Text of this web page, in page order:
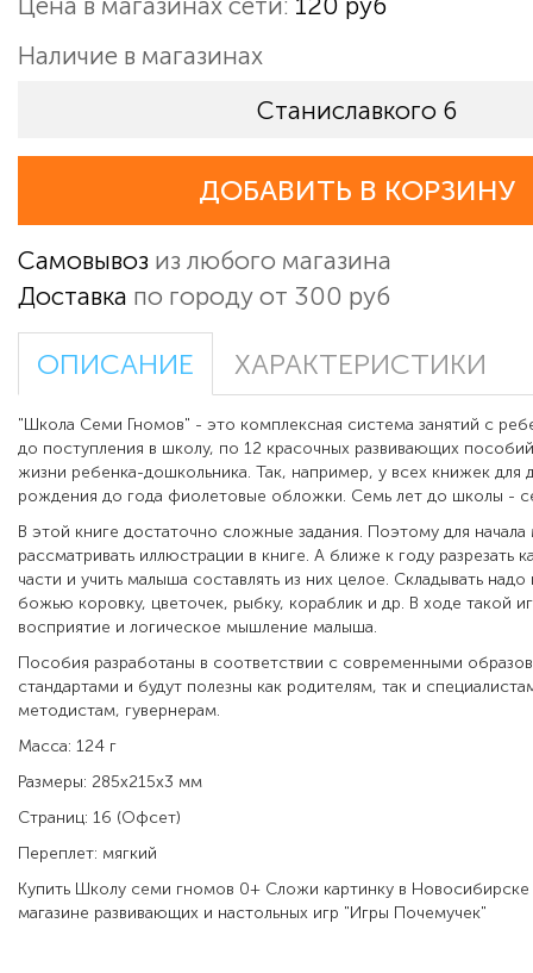
Наличие в магазинах
Станиславкого 6
ДОБАВИТЬ В КОРЗИНУ
Самовывоз из любого магазина
Доставка по городу от 300 руб
ОПИСАНИЕ ХАРАКТЕРИСТИКИ
"Школа Семи Гномов" - это комплексная система занятий с
до поступления в школу, по 12 красочных развивающих
жизни ребенка-дошкольника. Так, например, у всех книжек для
рождения до года фиолетовые обложки. Семь лет до школы -
В этой книге достаточно сложные задания. Поэтому для
рассматривать иллюстрации в книге. А ближе к году разрезать
части и учить малыша составлять из них целое. Складывать
божью коровку, цветочек, рыбку, кораблик и др. В ходе такой
восприятие и логическое мышление малыша.
Пособия разработаны в соответствии с современными
стандартами и будут полезны как родителям, так и
методистам, гувернерам.
Масса: 124 г
Размеры: 285x215x3 мм
Страниц: 16 (Офсет)
Переплет: мягкий
Купить Школу семи гномов 0+ Сложи картинку в
магазине развивающих и настольных игр "Игры Почемучек"